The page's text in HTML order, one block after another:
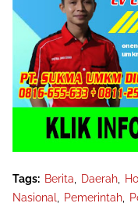
Tags: Berita Daerah
Nasional
Pemerintah